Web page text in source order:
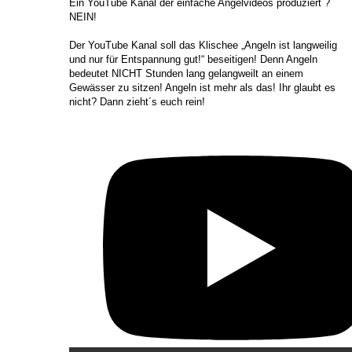
​Ein YouTube Kanal der einfache Angelvideos produziert ?
NEIN!
Der YouTube Kanal soll das Klischee „Angeln ist langweilig
und nur für Entspannung gut!“ beseitigen! Denn Angeln
bedeutet NICHT Stunden lang gelangweilt an einem
Gewässer zu sitzen! Angeln ist mehr als das! Ihr glaubt es
nicht? Dann zieht´s euch rein!